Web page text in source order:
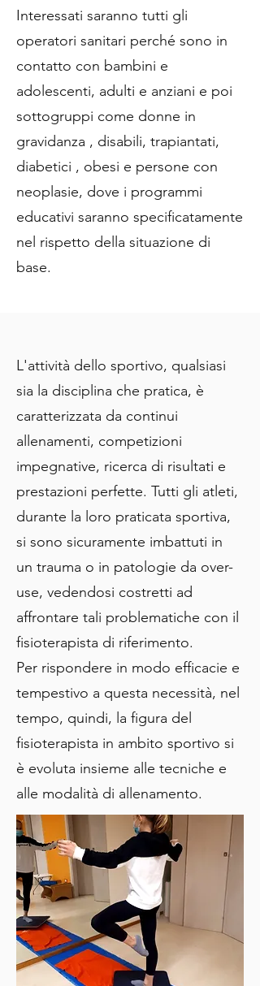
Interessati saranno tutti gli
operatori sanitari perché sono in
contatto con bambini e
adolescenti, adulti e anziani e poi
sottogruppi come donne in
gravidanza , disabili, trapiantati,
diabetici , obesi e persone con
neoplasie, dove i programmi
educativi saranno specificatamente
nel rispetto della situazione di
base.
L'attività dello sportivo, qualsiasi
sia la disciplina che pratica, è
caratterizzata da continui
allenamenti, competizioni
impegnative, ricerca di risultati e
prestazioni perfette. Tutti gli atleti,
durante la loro praticata sportiva,
si sono sicuramente imbattuti in
un trauma o in patologie da over-
use, vedendosi costretti ad
affrontare tali problematiche con il
fisioterapista di riferimento.
Per rispondere in modo efficacie e
tempestivo a questa necessità, nel
tempo, quindi, la figura del
fisioterapista in ambito sportivo si
è evoluta insieme alle tecniche e
alle modalità di allenamento.